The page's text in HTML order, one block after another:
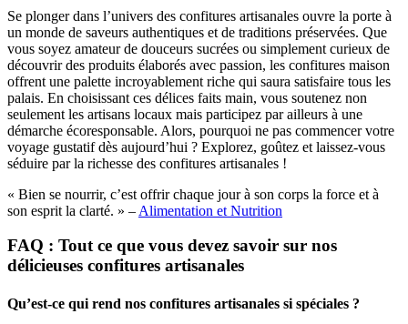
Se plonger dans l’univers des confitures artisanales ouvre la porte à
un monde de saveurs authentiques et de traditions préservées. Que
vous soyez amateur de douceurs sucrées ou simplement curieux de
découvrir des produits élaborés avec passion, les confitures maison
offrent une palette incroyablement riche qui saura satisfaire tous les
palais. En choisissant ces délices faits main, vous soutenez non
seulement les artisans locaux mais participez par ailleurs à une
démarche écoresponsable. Alors, pourquoi ne pas commencer votre
voyage gustatif dès aujourd’hui ? Explorez, goûtez et laissez-vous
séduire par la richesse des confitures artisanales !
« Bien se nourrir, c’est offrir chaque jour à son corps la force et à
son esprit la clarté. » – Alimentation et Nutrition
FAQ : Tout ce que vous devez savoir sur nos
délicieuses confitures artisanales
Qu’est-ce qui rend nos confitures artisanales si spéciales ?